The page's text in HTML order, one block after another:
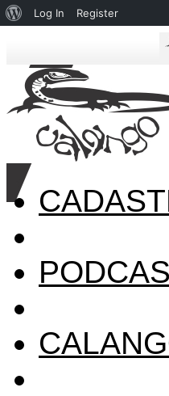
About
Log In Register